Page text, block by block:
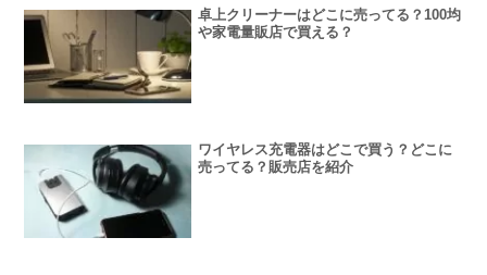
卓上クリーナーはどこに売ってる？100均
や家電量販店で買える？
ワイヤレス充電器はどこで買う？どこに
売ってる？販売店を紹介